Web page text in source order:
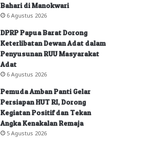
Bahari di Manokwari
6 Agustus 2026
DPRP Papua Barat Dorong
Keterlibatan Dewan Adat dalam
Penyusunan RUU Masyarakat
Adat
6 Agustus 2026
Pemuda Amban Panti Gelar
Persiapan HUT RI, Dorong
Kegiatan Positif dan Tekan
Angka Kenakalan Remaja
5 Agustus 2026